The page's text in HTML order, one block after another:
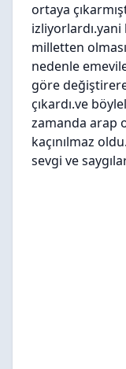
ortaya
milletten
nedenle
göre
çıkardı.ve
zamanda arap
kaçınılmaz
sevgi ve